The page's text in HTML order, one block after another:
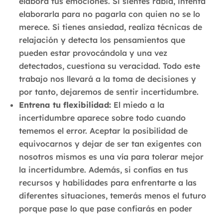
elaborarla para no pagarla con quien no se lo
merece. Si tienes ansiedad, realiza técnicas de
relajación y detecta los pensamientos que
pueden estar provocándola y una vez
detectados, cuestiona su veracidad. Todo este
trabajo nos llevará a la toma de decisiones y
por tanto, dejaremos de sentir incertidumbre.
Entrena tu flexibilidad: El miedo a la
incertidumbre aparece sobre todo cuando
tememos el error. Aceptar la posibilidad de
equivocarnos y dejar de ser tan exigentes con
nosotros mismos es una vía para tolerar mejor
la incertidumbre. Además, si confías en tus
recursos y habilidades para enfrentarte a las
diferentes situaciones, temerás menos el futuro
porque pase lo que pase confiarás en poder